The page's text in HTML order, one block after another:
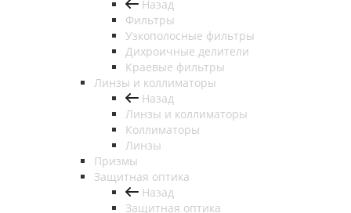
Назад
Фильтры
Узкополосные фильтры
Дихроичные делители
Краевые фильтры
Линзы и коллиматоры
Назад
Линзы и коллиматоры
Коллиматоры
Линзы
Призмы
Защитная оптика
Назад
Защитная оптика